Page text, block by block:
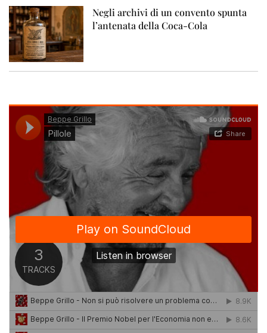
Negli archivi di un convento spunta
l’antenata della Coca-Cola